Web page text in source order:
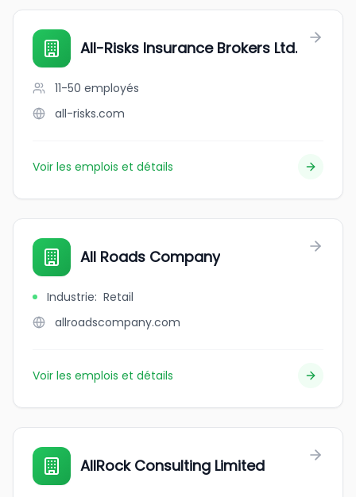
All-Risks Insurance Brokers Ltd.
11-50 employés
all-risks.com
Voir les emplois et détails
All Roads Company
Industrie: Retail
allroadscompany.com
Voir les emplois et détails
AllRock Consulting Limited